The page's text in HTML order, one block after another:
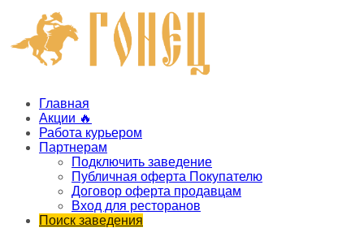
Главная
Акции 🔥
Работа курьером
Партнерам
Подключить заведение
Публичная оферта Покупателю
Договор оферта продавцам
Вход для ресторанов
Поиск заведения